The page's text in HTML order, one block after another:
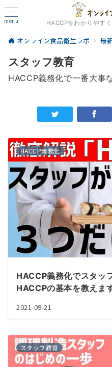
menu HACCPをわかりやす
オンライン食品衛生ラボ 最
スタッフ教育
HACCP義務化で一番大事
HACCP義務化
HACCP義務化でスタッ
HACCPの基本を教えます
2021-09-21
スタッフ教育